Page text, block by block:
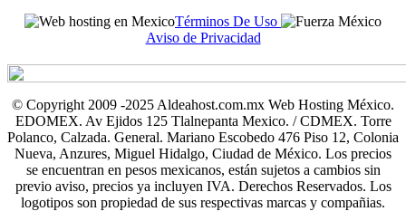
Términos De Uso
Aviso de Privacidad
© Copyright 2009 -2025 Aldeahost.com.mx Web Hosting México.
EDOMEX. Av Ejidos 125 Tlalnepanta Mexico. / CDMEX. Torre
Polanco, Calzada. General. Mariano Escobedo 476 Piso 12, Colonia
Nueva, Anzures, Miguel Hidalgo, Ciudad de México. Los precios
se encuentran en pesos mexicanos, están sujetos a cambios sin
previo aviso, precios ya incluyen IVA. Derechos Reservados. Los
logotipos son propiedad de sus respectivas marcas y compañias.